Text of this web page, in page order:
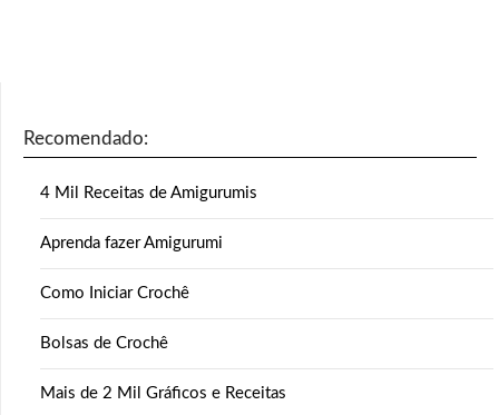
Recomendado:
4 Mil Receitas de Amigurumis
Aprenda fazer Amigurumi
Como Iniciar Crochê
Bolsas de Crochê
Mais de 2 Mil Gráficos e Receitas